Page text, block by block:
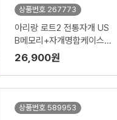
상품번호 267773
아리랑 로트2 전통자개 US
B메모리+자개명함케이스
+자개 볼펜 3종세트 (4GB
~128GB)
26,900원
상품번호 589953